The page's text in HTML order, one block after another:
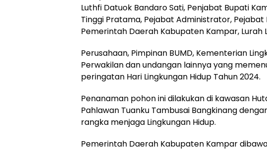
Luthfi Datuok Bandaro Sati, Penjabat Bupati
Tinggi Pratama, Pejabat Administrator,
Pemerintah Daerah Kabupaten Kampar, Lurah
Perusahaan, Pimpinan BUMD, Kementerian
Perwakilan dan undangan lainnya yang
peringatan Hari Lingkungan Hidup Tahun 2024.
Penanaman pohon ini dilakukan di kawasan
Pahlawan Tuanku Tambusai Bangkinang
rangka menjaga Lingkungan Hidup.
Pemerintah Daerah Kabupaten Kampar